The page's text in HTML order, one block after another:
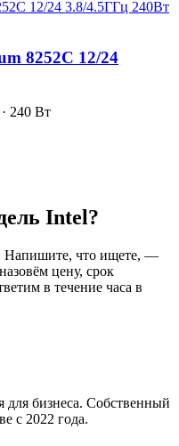
8252C 12/24
240 Вт
Intel?
Напишите, что ищете, —
цену, срок
в течение часа в
для бизнеса. Собственный
с 2022 года.